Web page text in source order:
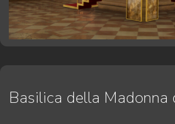
Basilica della Madonna